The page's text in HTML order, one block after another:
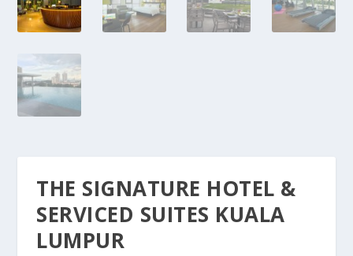
THE SIGNATURE HOTEL &
SERVICED SUITES KUALA
LUMPUR